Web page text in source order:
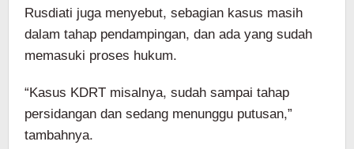
Rusdiati juga menyebut, sebagian kasus masih
dalam tahap pendampingan, dan ada yang sudah
memasuki proses hukum.
“Kasus KDRT misalnya, sudah sampai tahap
persidangan dan sedang menunggu putusan,”
tambahnya.